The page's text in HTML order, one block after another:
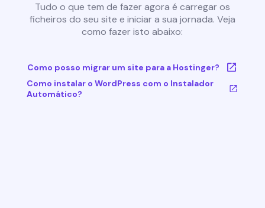
Tudo o que tem de fazer agora é carregar os
ficheiros do seu site e iniciar a sua jornada. Veja
como fazer isto abaixo:
Como posso migrar um site para a Hostinger?
Como instalar o WordPress com o Instalador
Automático?